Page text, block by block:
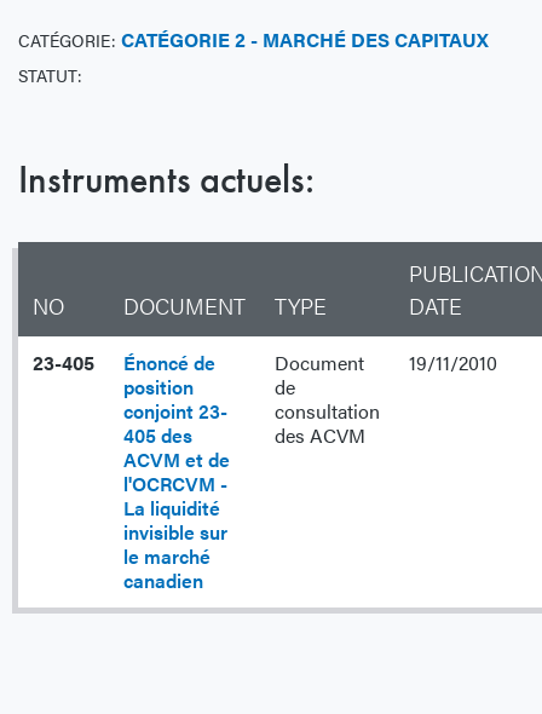
CATÉGORIE: CATÉGORIE 2 - MARCHÉ DES CAPITAUX
STATUT:
Instruments actuels:
NO DOCUMENT TYPE
DATE
23-405
Énoncé de
position
conjoint 23-
405 des
ACVM et de
l'OCRCVM -
La liquidité
invisible sur
le marché
canadien
Document
de
consultation
des ACVM
19/11/2010